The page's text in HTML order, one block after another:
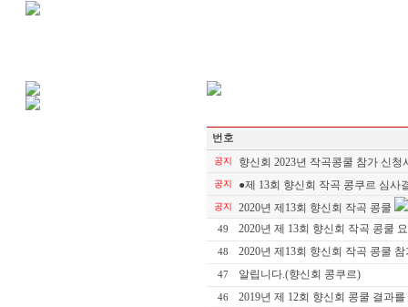
번호
공지 향신회 2023년 작곡콩쿨 참가 신청
공지 ●제 13회 향신회 작곡 콩쿠르 심사
공지 2020년 제13회 향신회 작곡 콩쿨
49 2020년 제 13회 향신회 작곡 콩쿨
48 2020년 제13회 향신회 작곡 콩쿨
47 알립니다.(향신회 콩쿠르)
46 2019년 제 12회 향신회 콩쿨 결과